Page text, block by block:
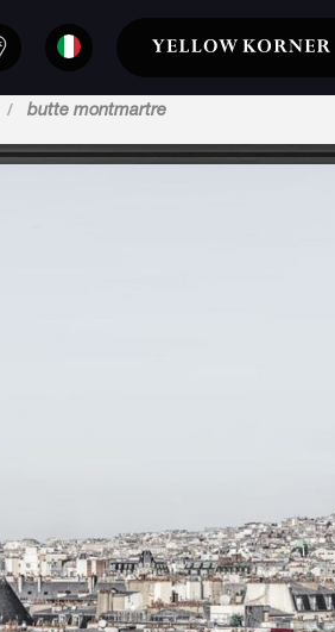
butte montmartre